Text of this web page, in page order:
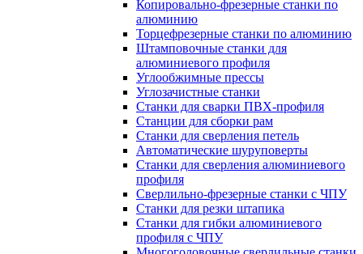
Копировально-фрезерные станки по
алюминию
Торцефрезерные станки по алюминию
Штамповочные станки для
алюминиевого профиля
Углообжимные прессы
Углозачистные станки
Станки для сварки ПВХ-профиля
Станции для сборки рам
Станки для сверления петель
Автоматические шуруповерты
Станки для сверления алюминиевого
профиля
Сверлильно-фрезерные станки с ЧПУ
Станки для резки штапика
Станки для гибки алюминиевого
профиля с ЧПУ